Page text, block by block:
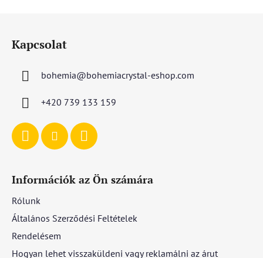
Kapcsolat
bohemia@bohemiacrystal-eshop.com
+420 739 133 159
Információk az Ön számára
Rólunk
Általános Szerződési Feltételek
Rendelésem
Hogyan lehet visszaküldeni vagy reklamálni az árut